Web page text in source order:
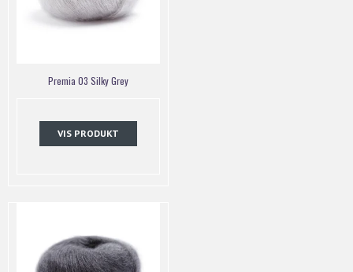
Premia 03 Silky Grey
VIS PRODUKT